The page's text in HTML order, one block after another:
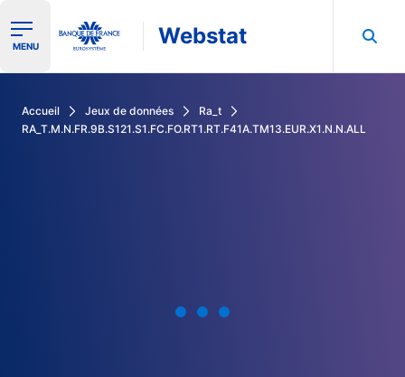
Ouvrir le menu de navigation
MENU Webstat
Accueil Jeux de données
Ra_t
RA_T.M.N.FR.9B.S121.S1.FC.FO.RT1.RT.F41A.TM13.EUR.X1.N.N.ALL